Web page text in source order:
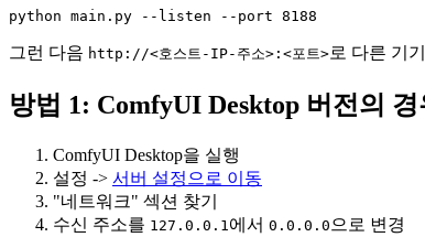
python main.py --listen --port 8188
그런 다음 http://<호스트-IP-주소>:<포트>로 다른 기
방법 1: ComfyUI Desktop 버전의 경
ComfyUI Desktop을 실행
설정 -> 서버 설정으로 이동
"네트워크" 섹션 찾기
수신 주소를 127.0.0.1에서 0.0.0.0 으로 변경